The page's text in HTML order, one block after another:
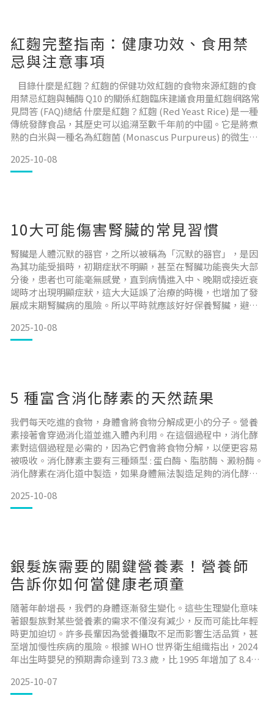
紅麴完整指南：健康功效、食用禁
忌與注意事項
目錄什麼是紅麴？紅麴的保健功效紅麴的食物來源紅麴的食
用禁忌紅麴與輔酶 Q10 的關係紅麴臨床建議食用量紅麴網路常
見問答 (FAQ)總結 什麼是紅麴？紅麴 (Red Yeast Rice) 是一種
傳統發酵食品，其歷史可以追溯至數千年前的中國。它是將煮
熟的白米與一種名為紅麴菌 (Monascus Purpureus) 的微生物
色。這個轉變不僅改變了米的外觀，也產生了許多具有生物活
性的化合物。現代科學研究發現，紅麴含有豐富的營養成分，
2025-10-08
10大可能傷害腎臟的常見習慣
腎臟是人體沉默的器官，之所以被稱為「沉默的器官」，是因
為其功能受損時，初期症狀不明顯，甚至在腎臟功能喪失大部
分後，患者也可能毫無感覺，直到病情進入中、晚期或接近衰
竭時才出現明顯症狀，這大大延誤了治療的時機，也增加了發
展成末期腎臟病的風險。所以平時就應該好好保養腎臟，避免
今天帶你好好認識應該避免傷腎的 10 大地雷。 目錄過度使用
止痛藥愛吃重鹹愛食用加工食品飲水不足睡眠不足吃太多肉吃
2025-10-08
5 種富含消化酵素的天然蔬果
我們每天吃進的食物，身體會將食物分解成更小的分子。營養
素接著會穿過消化道並進入體內利用。在這個過程中，消化酵
素對這個過程是必需的，因為它們會將食物分解，以便更容易
被吸收。消化酵素主要有三種類型 : 蛋白酶、脂肪酶、澱粉酶。
消化酵素在消化道中製造，如果身體無法製造足夠的消化酵
素的食物可以幫助消化。今天我們來認識天然食物中那些富含
消化酵素，幫你食用後事半功倍。 目錄木瓜鳳梨香蕉奇異果酪
2025-10-08
銀髮族需要的關鍵營養素！營養師
告訴你如何當健康老頑童
隨著年齡增長，我們的身體逐漸發生變化。這些生理變化意味
著銀髮族對某些營養素的需求不僅沒有減少，反而可能比年輕
時更加迫切。許多長輩因為營養攝取不足而影響生活品質，甚
至增加慢性疾病的風險。根據 WHO 世界衛生組織指出，2024
年出生時嬰兒的預期壽命達到 73.3 歲，比 1995 年增加了 8.4
2030 年的 14 億人。這一趨勢在發展中地區特別明顯且發展迅
速 [1]。如果你也是嬰兒潮世代或 X 世代的一員，如何透過正
2025-10-07